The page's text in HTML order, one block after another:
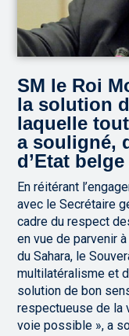
SM le Roi
la solution
laquelle
a souligné,
d’Etat
En réitérant
avec le Secrétaire
cadre du respect
en vue de parvenir
du Sahara, le
multilatéralisme et
solution de bon
respectueuse de la
voie possible », a